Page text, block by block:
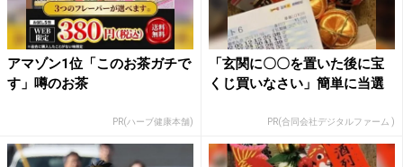
アマゾン1位「このお茶ガチで
す」噂のお茶
PR(ハーブ健康本舗)
「玄関に〇〇を置いた後に宝
くじ買いなさい」簡単に当選
PR(合同会社デジタルファーム )